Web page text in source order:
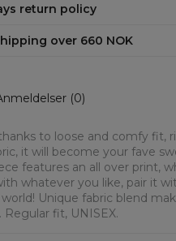
return policy
over 660 NOK
(0)
to loose and comfy fit,
it will become your fave
features an all over print,
whatever you like, pair it
Unique fabric blend
Regular fit, UNISEX.